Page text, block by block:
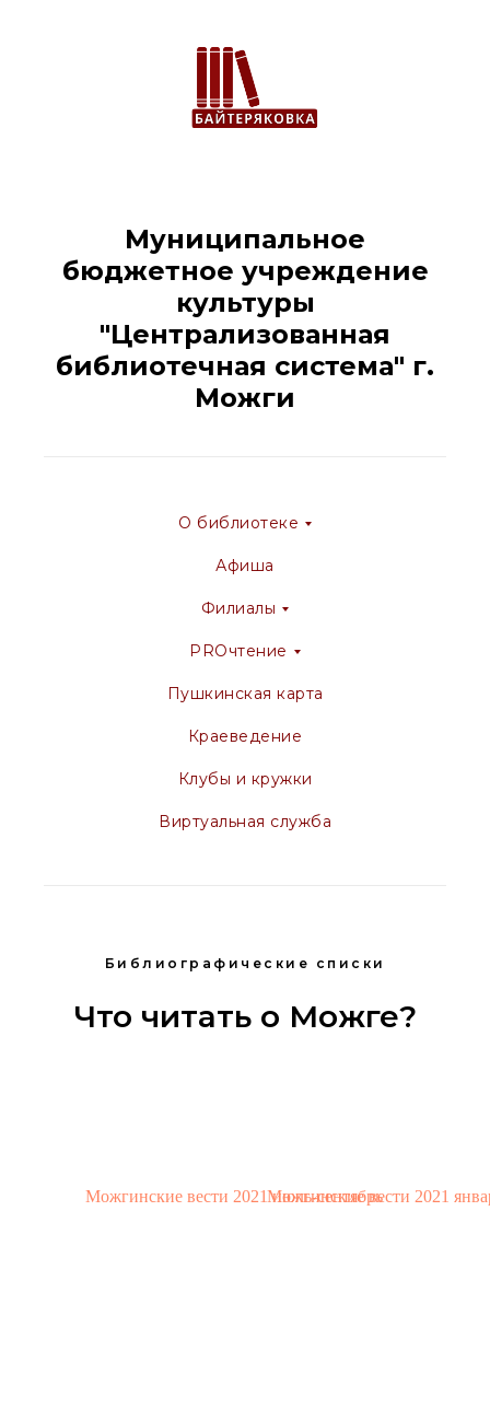
Муниципальное
бюджетное учреждение
культуры
"Централизованная
библиотечная система" г.
Можги
О библиотеке
Афиша
Филиалы
PROчтение
Пушкинская карта
Краеведение
Клубы и кружки
Виртуальная служба
Библиографические списки
Что читать о Можге?
Можгинские вести 2021 июль-сентябрь
Можгинские вести 2021